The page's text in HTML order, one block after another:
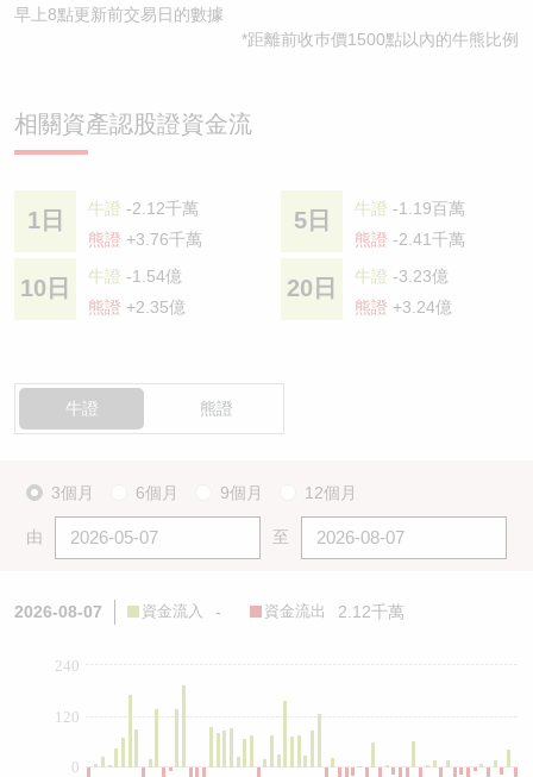
早上8點更新前交易日的數據
*距離前收巿價1500點以內的牛熊比例
相關資產認股證資金流
1日 牛證 -2.12千萬
熊證 +3.76千萬
5日 牛證 -1.19百萬
熊證 -2.41千萬
10日 牛證 -1.54億
熊證 +2.35億
20日 牛證 -3.23億
熊證 +3.24億
牛證 熊證
3個月 6個月 9個月 12個月
由 至
2026-08-07 資金流入 - 資金流出 2.12千萬
0
120
240